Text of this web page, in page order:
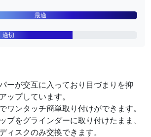
最適
適切
ーが交互に入っており目づまりを抑
ップしています。
ワンタッチ簡単取り付けができます。
プをグラインダーに取り付けたまま、
ィスクのみ交換できます。